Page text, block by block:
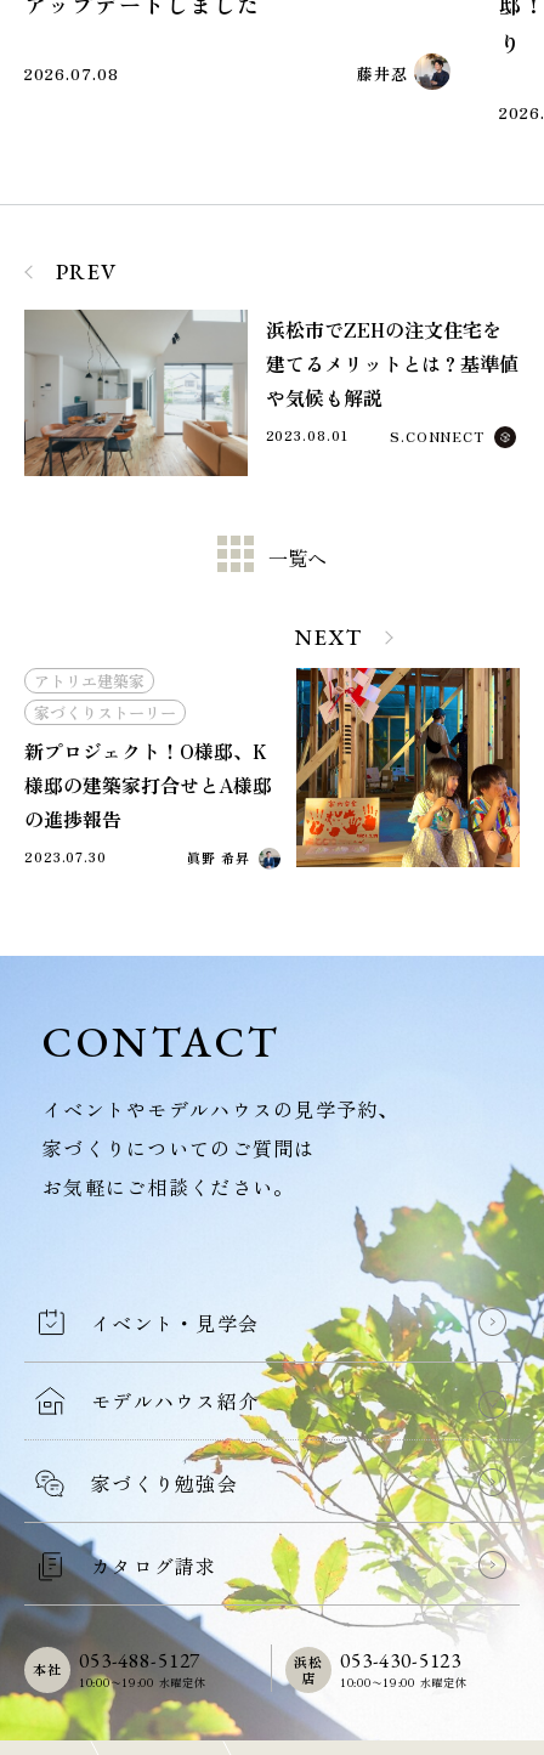
藤井忍
PREV
浜松市でZEHの注文住宅を
建てるメリットとは？基準値
や気候も解説
2023.08.01 S.CONNECT
一覧へ
NEXT
アトリエ建築家
家づくりストーリー
新プロジェクト！O様邸、K
様邸の建築家打合せとA様邸
の進捗報告
2023.07.30 眞野 希昇
CONTACT
イベントやモデルハウスの見学予約、
家づくりについてのご質問は
お気軽にご相談ください。
イベント・見学会
モデルハウス紹介
家づくり勉強会
カタログ請求
053-488-5127
10:00〜19:00 水曜定休
本社 053-430-5123
10:00〜19:00 水曜定休
浜松
店